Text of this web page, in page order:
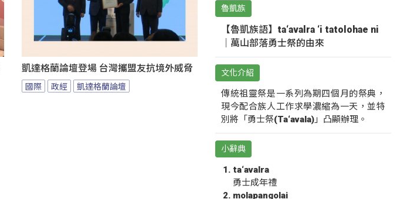
凱達格蘭論壇登場 台灣攜盟友抗境外威脅
國際 政經 凱達格蘭論壇
魯凱族
【魯凱族語】ta‘avalra ‘i tatolohae ni
｜萬山部落勇士祭的由來
文化介紹
傳統祖靈祭是一系列為期四個月的祭典，
現今配合族人工作求學濃縮為一天，並特
別將「勇士祭(Ta‘avala)」凸顯辦理。
小辭典
ta‘avalra
勇士成年禮
molapangolai